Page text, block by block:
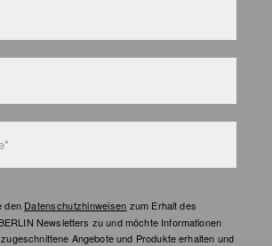
den Datenschutzhinweisen zum Erhalt des
Newsletters zu und möchte Informationen
Angebote und Produkte erhalten und